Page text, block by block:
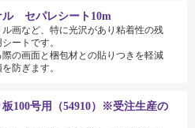
ル セパレシート10m
画など、特に光沢があり粘着性の残
ートです。
の画面と梱包材との貼りつきを軽減
防ぎます。
100号用（54910）※受注生産の